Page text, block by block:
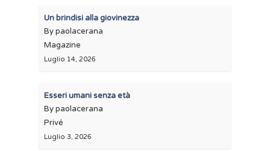
Un brindisi alla giovinezza
By paolacerana
Magazine
Luglio 14, 2026
Esseri umani senza età
By paolacerana
Privé
Luglio 3, 2026